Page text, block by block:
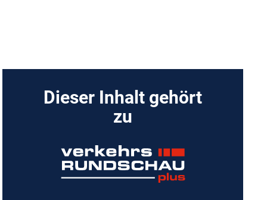
Dieser Inhalt gehört
zu